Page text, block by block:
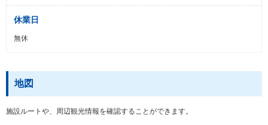
休業日
無休
地図
施設ルートや、周辺観光情報を確認することができます。